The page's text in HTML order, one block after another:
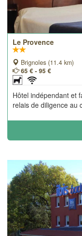
Le Provence
Brignoles (11.4 km)
65 € - 95 €
Hôtel indépendant et
relais de diligence au